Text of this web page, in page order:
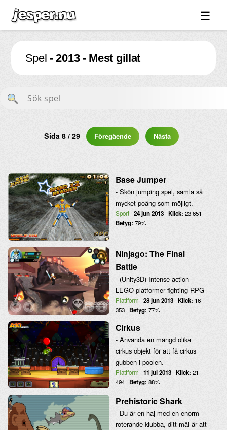
☰
Spel ↓
Bilder ↓
Forum ↓
Länkar
Blandat ↓
Spel - 2013 - Mest gillat
Sida 8 / 29 Föregående Nästa
Base Jumper
- Skön jumping spel, samla så
mycket poäng som möjligt.
Sport 24 jun 2013 Klick: 23 651
Betyg: 79%
Ninjago: The Final
Battle
- (Unity3D) Intense action
LEGO platformer fighting RPG
Plattform 28 jun 2013 Klick: 16
353
Betyg: 77%
Cirkus
- Använda en mängd olika
cirkus objekt för att få cirkus
gubben i poolen.
Plattform 11 jul 2013 Klick: 21
494
Betyg: 88%
Prehistoric Shark
- Du är en haj med en enorm
roterande klubba, ditt mål är att